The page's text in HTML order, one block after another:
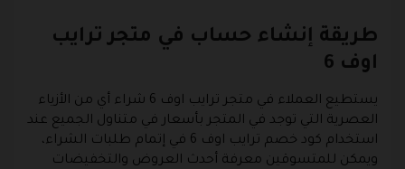
طريقة إنشاء حساب في متجر ترايب
اوف 6
يستطيع العملاء في متجر ترايب اوف 6 شراء أي من الأزياء
العصرية التي توجد في المتجر بأسعار في متناول الجميع عند
استخدام كود خصم ترايب اوف 6 في إتمام طلبات الشراء،
ويمكن للمتسوقين معرفة أحدث العروض والتخفيضات